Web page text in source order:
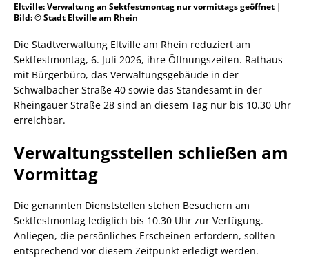
Eltville: Verwaltung an Sektfestmontag nur vormittags geöffnet |
Bild: © Stadt Eltville am Rhein
Die Stadtverwaltung Eltville am Rhein reduziert am
Sektfestmontag, 6. Juli 2026, ihre Öffnungszeiten. Rathaus
mit Bürgerbüro, das Verwaltungsgebäude in der
Schwalbacher Straße 40 sowie das Standesamt in der
Rheingauer Straße 28 sind an diesem Tag nur bis 10.30 Uhr
erreichbar.
Verwaltungsstellen schließen am
Vormittag
Die genannten Dienststellen stehen Besuchern am
Sektfestmontag lediglich bis 10.30 Uhr zur Verfügung.
Anliegen, die persönliches Erscheinen erfordern, sollten
entsprechend vor diesem Zeitpunkt erledigt werden.